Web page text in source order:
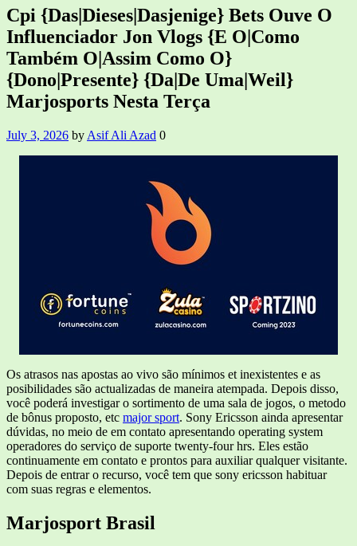
Cpi {Das|Dieses|Dasjenige} Bets Ouve O
Influenciador Jon Vlogs {E O|Como
Também O|Assim Como O}
{Dono|Presente} {Da|De Uma|Weil}
Marjosports Nesta Terça
July 3, 2026 by Asif Ali Azad 0
Os atrasos nas apostas ao vivo são mínimos et inexistentes e as
posibilidades são actualizadas de maneira atempada. Depois disso,
você poderá investigar o sortimento de uma sala de jogos, o metodo
de bônus proposto, etc major sport. Sony Ericsson ainda apresentar
dúvidas, no meio de em contato apresentando operating system
operadores do serviço de suporte twenty-four hrs. Eles estão
continuamente em contato e prontos para auxiliar qualquer visitante.
Depois de entrar o recurso, você tem que sony ericsson habituar
com suas regras e elementos.
Marjosport Brasil